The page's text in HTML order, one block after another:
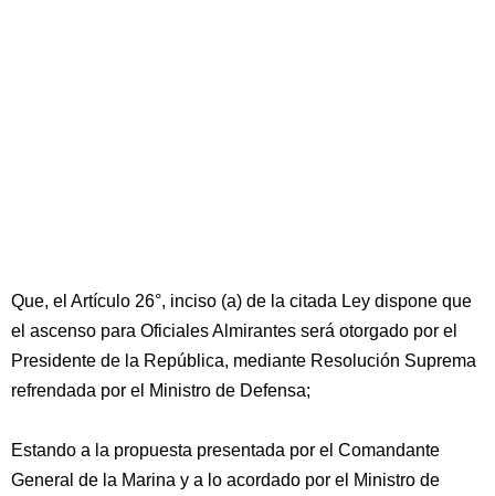
Que, el Artículo 26°, inciso (a) de la citada Ley dispone que
el ascenso para Oficiales Almirantes será otorgado por el
Presidente de la República, mediante Resolución Suprema
refrendada por el Ministro de Defensa;
Estando a la propuesta presentada por el Comandante
General de la Marina y a lo acordado por el Ministro de